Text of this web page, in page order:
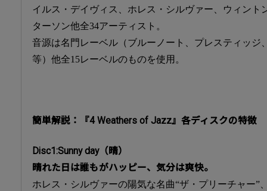
イルス・デイヴィス、ホレス・シルヴァー、ウィント
ターソン他全34アーティスト。
音源は名門レーベル（ブルーノート、プレスティッジ
等）他全15レーベルのものを使用。
簡単解説：『4 Weathers of Jazz』各ディスクの特徴
Disc1:Sunny day（晴）
晴れた日は誰もがハッピー、気分は爽快。
ホレス・シルヴァーの陽気な名曲“ザ・プリーチャー”